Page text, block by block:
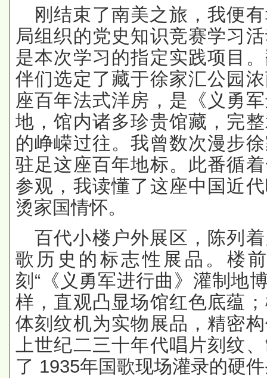
刚结束了南美之旅，我便
局组织的党史知识竞赛学习
是本次学习的指定实践项目
伴们选定了藏于徐家汇公园
座百年法式洋房，是《义勇
地，馆内诸多珍贵馆藏，完
的峥嵘过往。我曾数次漫步
驻足这座百年地标。此番循
参观，我读懂了这座中国近
烫家国情怀。
百代小楼户外展区，陈列
歌历史的标志性展品。楼
刻“《义勇军进行曲》灌制
样，直观凸显场馆红色底蕴
体刻纹机为实物展品，精密
上世纪二三十年代唱片刻纹
了 1935年国歌现场灌录的硬